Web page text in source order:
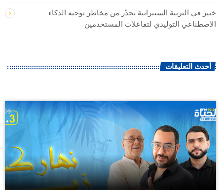
خبير في التربية السيبرانية يحذّر من مخاطر توجيه الذكاء
الاصطناعي التوليدي لتفاعلات المستخدمين
أحدث التعليقات